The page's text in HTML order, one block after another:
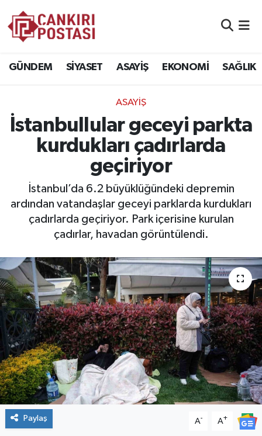
GÜNDEM SİYASET ASAYİŞ EKONOMİ SAĞLIK
ASAYİŞ
İstanbullular geceyi parkta
kurdukları çadırlarda
geçiriyor
İstanbul’da 6.2 büyüklüğündeki depremin
ardından vatandaşlar geceyi parklarda kurdukları
çadırlarda geçiriyor. Park içerisine kurulan
çadırlar, havadan görüntülendi.
Paylaş A- A+
EKONOMİ
SPOR
EĞİTİM
ÇEVRE
İLÇELER
RESMİ İLANLAR
KÜLTÜR
TURİZM
MAGAZİN
Trafik Durumu
Süper Lig Puan Durumu ve Fikstür
Tüm Manşetler
Son Dakika Haberleri